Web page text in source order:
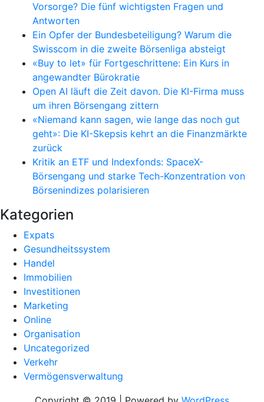
Vorsorge? Die fünf wichtigsten Fragen und
Antworten
Ein Opfer der Bundesbeteiligung? Warum die
Swisscom in die zweite Börsenliga absteigt
«Buy to let» für Fortgeschrittene: Ein Kurs in
angewandter Bürokratie
Open AI läuft die Zeit davon. Die KI-Firma muss
um ihren Börsengang zittern
«Niemand kann sagen, wie lange das noch gut
geht»: Die KI-Skepsis kehrt an die Finanzmärkte
zurück
Kritik an ETF und Indexfonds: SpaceX-
Börsengang und starke Tech-Konzentration von
Börsenindizes polarisieren
Kategorien
Expats
Gesundheitssystem
Handel
Immobilien
Investitionen
Marketing
Online
Organisation
Uncategorized
Verkehr
Vermögensverwaltung